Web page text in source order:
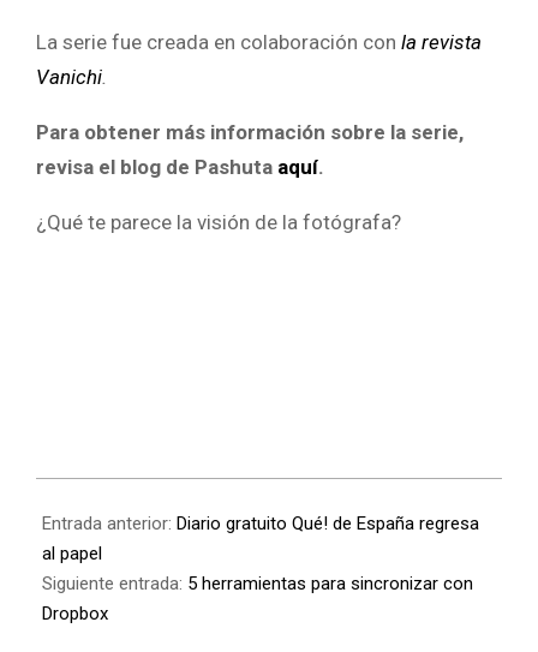
La serie fue creada en colaboración con la revista
Vanichi.
Para obtener más información sobre la serie,
revisa el blog de ​​Pashuta aquí.
¿Qué te parece la visión de la fotógrafa?
Entrada anterior: Diario gratuito Qué! de España regresa
al papel
Siguiente entrada: 5 herramientas para sincronizar con
Dropbox